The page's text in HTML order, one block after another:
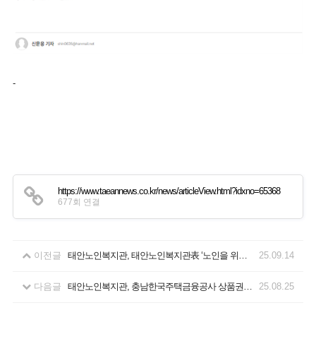
-
https://www.taeannews.co.kr/news/articleView.html?idxno=65368
677회 연결
이전글 태안노인복지관, 태안노인복지관表 ‘노인을 위한 나라’ 만들기 25.09.14
다음글 태안노인복지관, 충남한국주택금융공사 상품권으로 마음 나눔 25.08.25